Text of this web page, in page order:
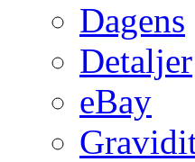
Dagens
Detaljer
eBay